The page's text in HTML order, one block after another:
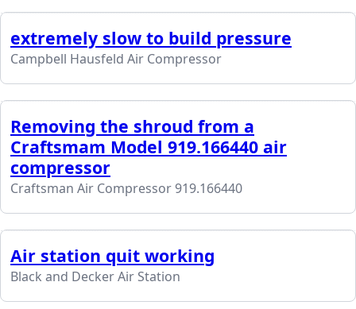
extremely slow to build pressure
Campbell Hausfeld Air Compressor
Removing the shroud from a
Craftsmam Model 919.166440 air
compressor
Craftsman Air Compressor 919.166440
Air station quit working
Black and Decker Air Station